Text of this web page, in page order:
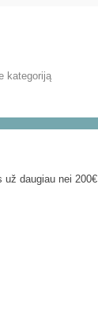
kategoriją
už daugiau nei 200€